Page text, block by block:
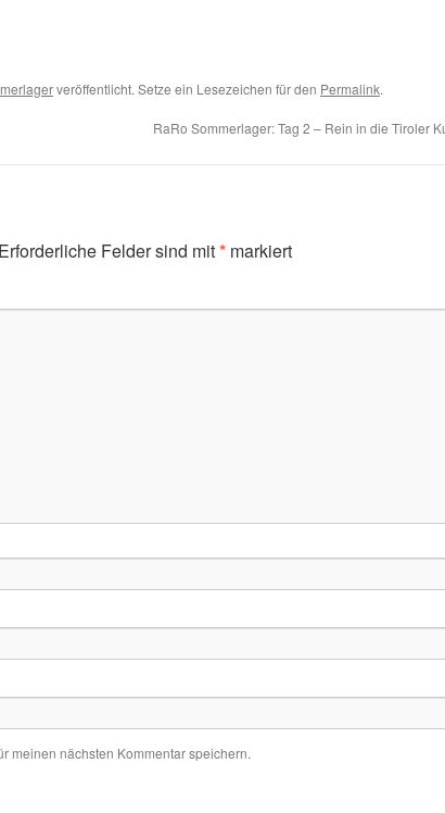
veröffentlicht. Setze ein Lesezeichen für den Permalink.
RaRo Sommerlager: Tag 2 – Rein in die Tiroler
Erforderliche Felder sind mit* markiert
meinen nächsten Kommentar speichern.